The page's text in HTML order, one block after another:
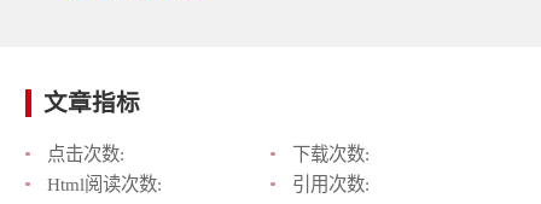
文章指标
点击次数:
下载次数:
Html阅读次数:
引用次数: